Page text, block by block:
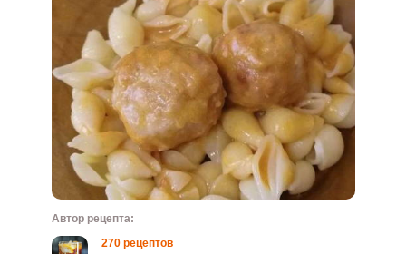
Автор рецепта:
270 рецептов